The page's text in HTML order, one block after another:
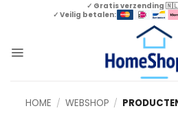
✓ Gratis verzending
✓ Veilig betalen:
HOME / WEBSHOP /